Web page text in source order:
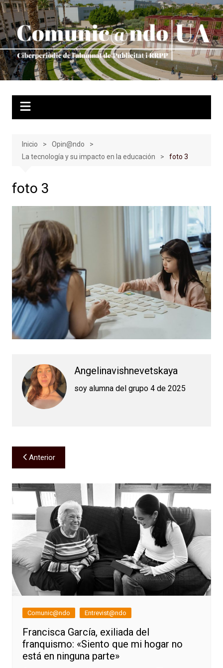
Saltar
al
contenido
Inicio
Opin@ndo
La tecnología y su impacto en la educación
foto 3
foto 3
Angelinavishnevetskaya
soy alumna del grupo 4 de 2025
Navegación
de
entradas
Anterior
Comunic@ndo Entrevist@ndo
Francisca García, exiliada del
franquismo: «Siento que mi hogar no
está en ninguna parte»